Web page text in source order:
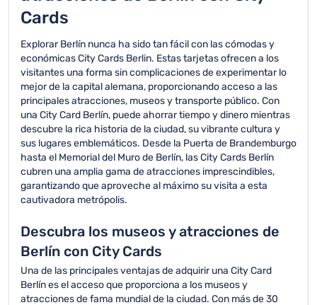
Cards
Explorar Berlín nunca ha sido tan fácil con las cómodas y
económicas City Cards Berlin. Estas tarjetas ofrecen a los
visitantes una forma sin complicaciones de experimentar lo
mejor de la capital alemana, proporcionando acceso a las
principales atracciones, museos y transporte público. Con
una City Card Berlín, puede ahorrar tiempo y dinero mientras
descubre la rica historia de la ciudad, su vibrante cultura y
sus lugares emblemáticos. Desde la Puerta de Brandemburgo
hasta el Memorial del Muro de Berlín, las City Cards Berlín
cubren una amplia gama de atracciones imprescindibles,
garantizando que aproveche al máximo su visita a esta
cautivadora metrópolis.
Descubra los museos y atracciones de
Berlín con City Cards
Una de las principales ventajas de adquirir una City Card
Berlín es el acceso que proporciona a los museos y
atracciones de fama mundial de la ciudad. Con más de 30